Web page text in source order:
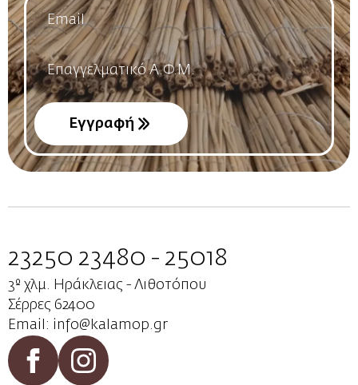
Email
*
Name
*
Εγγραφή
23250 23480 - 25018
3º χλμ. Ηράκλειας - Λιθοτόπου
Σέρρες 62400
Email: info@kalamop.gr